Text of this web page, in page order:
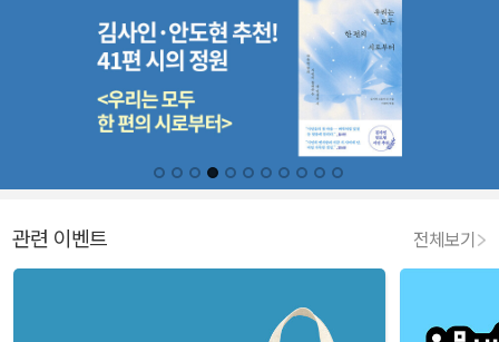
관련 이벤트 전체보기